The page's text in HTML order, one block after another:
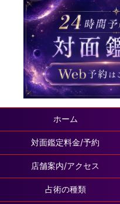
ホーム
対面鑑定料金/予約
店舗案内/アクセス
占術の種類